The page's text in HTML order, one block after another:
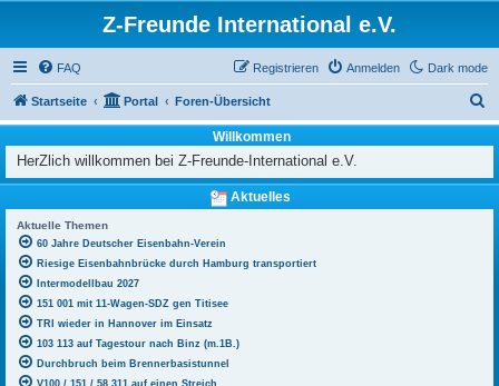
Z-Freunde International e.V.
Dark mode
FAQ Anmelden
Registrieren
Startseite Portal Foren-Übersicht
u
h
e
Willkommen
HerZlich willkommen bei Z-Freunde-International e.V.
Aktuelles
Aktuelle Themen
60 Jahre Deutscher Eisenbahn-Verein
Riesige Eisenbahnbrücke durch Hamburg transportiert
Intermodellbau 2027
151 001 mit 11-Wagen-SDZ gen Titisee
TRI wieder in Hannover im Einsatz
103 113 auf Tagestour nach Binz (m.1B.)
Durchbruch beim Brennerbasistunnel
V100 / 151 / 58 311 auf einen Streich